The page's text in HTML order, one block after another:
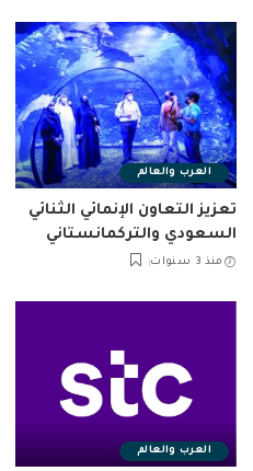
العرب والعالم
تعزيز التعاون الإنمائي الثنائي
السعودي والتركمانستاني
منذ 3 سنوات
العرب والعالم